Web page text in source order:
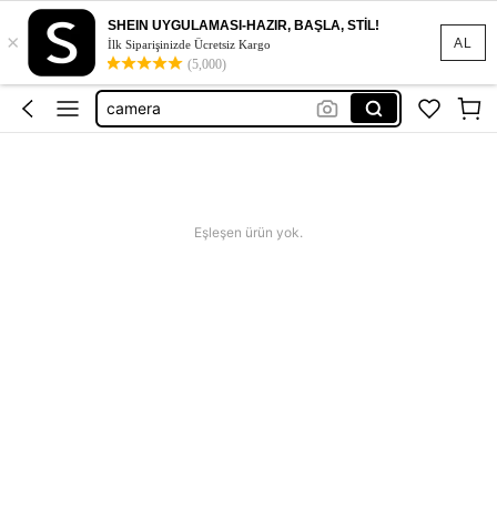
AL
×
SHEIN UYGULAMASI-HAZIR, BAŞLA, STİL!
İlk Siparişinizde Ücretsiz Kargo
(5,000)
keyboard
kulaklık
tablet
camera
Eşleşen ürün yok.